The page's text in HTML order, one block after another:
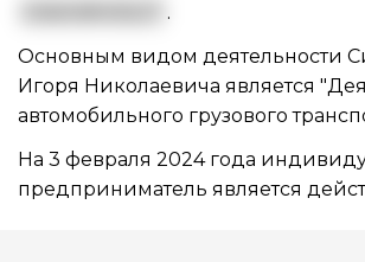
.
Основным видом деятельности
Игоря Николаевича является
автомобильного грузового
На 3 февраля 2024 года
предприниматель является